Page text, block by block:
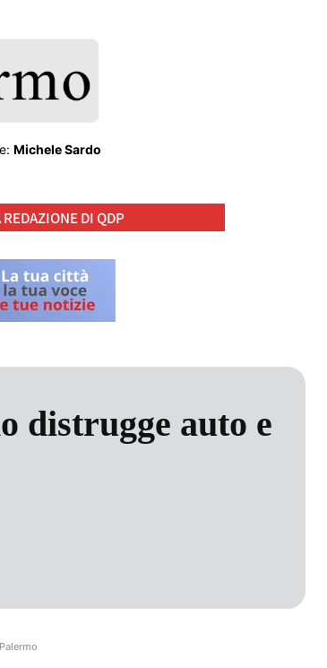
Michele Sardo
REDAZIONE DI QDP
distrugge auto e
Palermo